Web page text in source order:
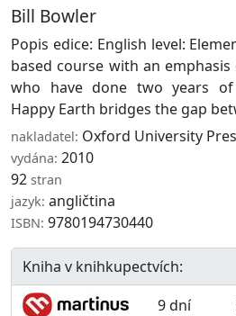
Bill Bowler
Popis edice: English level:
based course with an
who have done two years
Happy Earth bridges the gap
nakladatel: Oxford University
vydána: 2010
92 stran
jazyk: angličtina
ISBN: 9780194730440
Kniha v knihkupectvích:
9 dní